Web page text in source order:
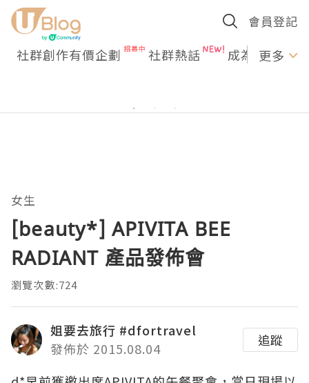
會員登記
社群創作有價企劃 社群熱話 成為U更多
女生
[beauty*] APIVITA BEE
RADIANT 產品發佈會
瀏覽次數:724
姐要去旅行 #dfortravel
發佈於 2015.08.04
追蹤